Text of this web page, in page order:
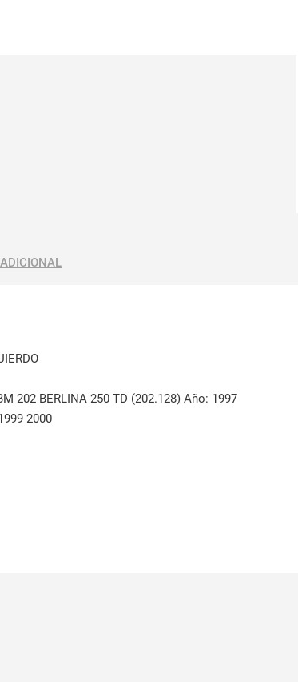
202 BERLINA 250 TD (202.128) Año: 1997
2000